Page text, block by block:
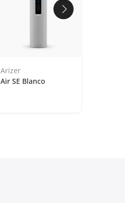
Arizer
Air SE Blanco